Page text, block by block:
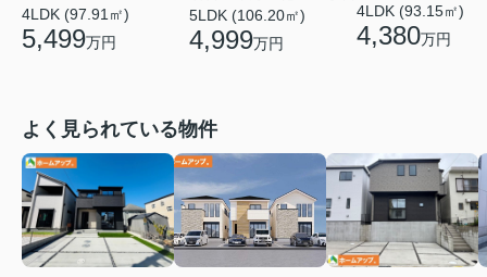
4LDK (97.91㎡)
5,499万円
5LDK (106.20㎡)
4,999万円
4LDK (93.15㎡)
4,380万円
よく見られている物件